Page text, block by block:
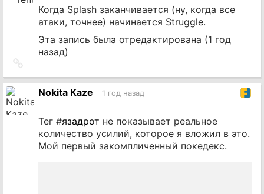
Когда Splash заканчивается (ну, когда все
атаки, точнее) начинается Struggle.
Эта запись была отредактирована (1 год
назад)
на
источник
Nokita Kaze 1 год назад
Тег #язадрот не показывает реальное
количество усилий, которое я вложил в это.
Мой первый закомпличенный покедекс.